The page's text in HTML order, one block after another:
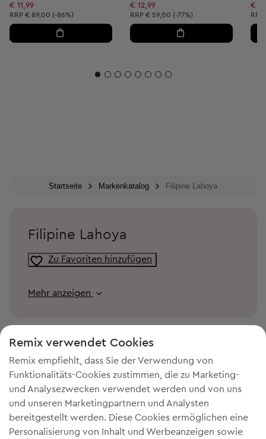
€ 11,99
Unverbindliche Preisempfehlung:
RRP € 89,00 (-86%)
€ 12,99
Unverbindliche Preisempfehlung:
RRP € 59,00 (-77%)
€
RRP
Startseite Markenkatalog Filipine Lahoya
Filipine Lahoya
Zu Favoriten hinzufügen
Mehr anzeigen
DU BRAUCHST MEHR PLATZ IN
Remix verwendet Cookies
Remix empfiehlt, dass Sie der Verwendung von
Funktionalitäts-Cookies zustimmen, die zu Marketing-
und Analysezwecken verwendet werden und von uns
und unseren Marketingpartnern und Analysten
bereitgestellt werden. Diese Cookies ermöglichen eine
Personalisierung von Inhalt und Werbeanzeigen sowie